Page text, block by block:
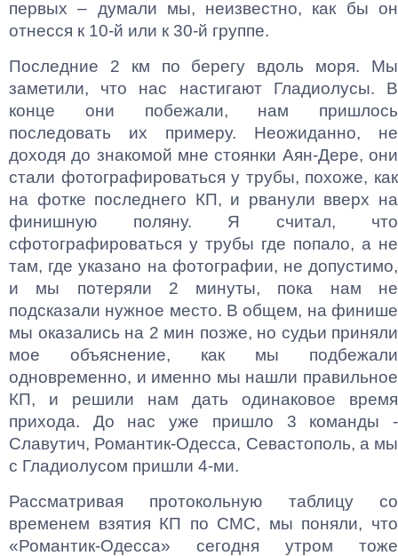
первых – думали мы, неизвестно, как бы он
отнесся к 10-й или к 30-й группе.
Последние 2 км по берегу вдоль моря. Мы
заметили, что нас настигают Гладиолусы. В
конце они побежали, нам пришлось
последовать их примеру. Неожиданно, не
доходя до знакомой мне стоянки Аян-Дере, они
стали фотографироваться у трубы, похоже, как
на фотке последнего КП, и рванули вверх на
финишную поляну. Я считал, что
сфотографироваться у трубы где попало, а не
там, где указано на фотографии, не допустимо,
и мы потеряли 2 минуты, пока нам не
подсказали нужное место. В общем, на финише
мы оказались на 2 мин позже, но судьи приняли
мое объяснение, как мы подбежали
одновременно, и именно мы нашли правильное
КП, и решили нам дать одинаковое время
прихода. До нас уже пришло 3 команды -
Славутич, Романтик-Одесса, Севастополь, а мы
с Гладиолусом пришли 4-ми.
Рассматривая протокольную таблицу со
временем взятия КП по СМС, мы поняли, что
«Романтик-Одесса» сегодня утром тоже